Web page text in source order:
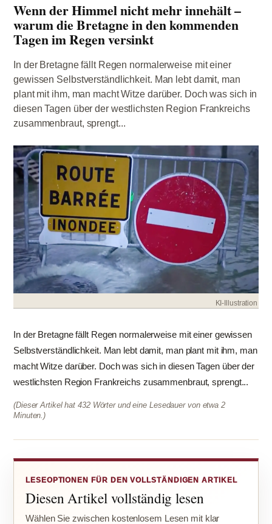
Wenn der Himmel nicht mehr innehält –
warum die Bretagne in den kommenden
Tagen im Regen versinkt
In der Bretagne fällt Regen normalerweise mit einer
gewissen Selbstverständlichkeit. Man lebt damit, man
plant mit ihm, man macht Witze darüber. Doch was sich in
diesen Tagen über der westlichsten Region Frankreichs
zusammenbraut, sprengt...
KI-Illustration
In der Bretagne fällt Regen normalerweise mit einer gewissen
Selbstverständlichkeit. Man lebt damit, man plant mit ihm, man
macht Witze darüber. Doch was sich in diesen Tagen über der
westlichsten Region Frankreichs zusammenbraut, sprengt...
(Dieser Artikel hat 432 Wörter und eine Lesedauer von etwa 2
Minuten.)
LESEOPTIONEN FÜR DEN VOLLSTÄNDIGEN ARTIKEL
Diesen Artikel vollständig lesen
Wählen Sie zwischen kostenlosem Lesen mit klar